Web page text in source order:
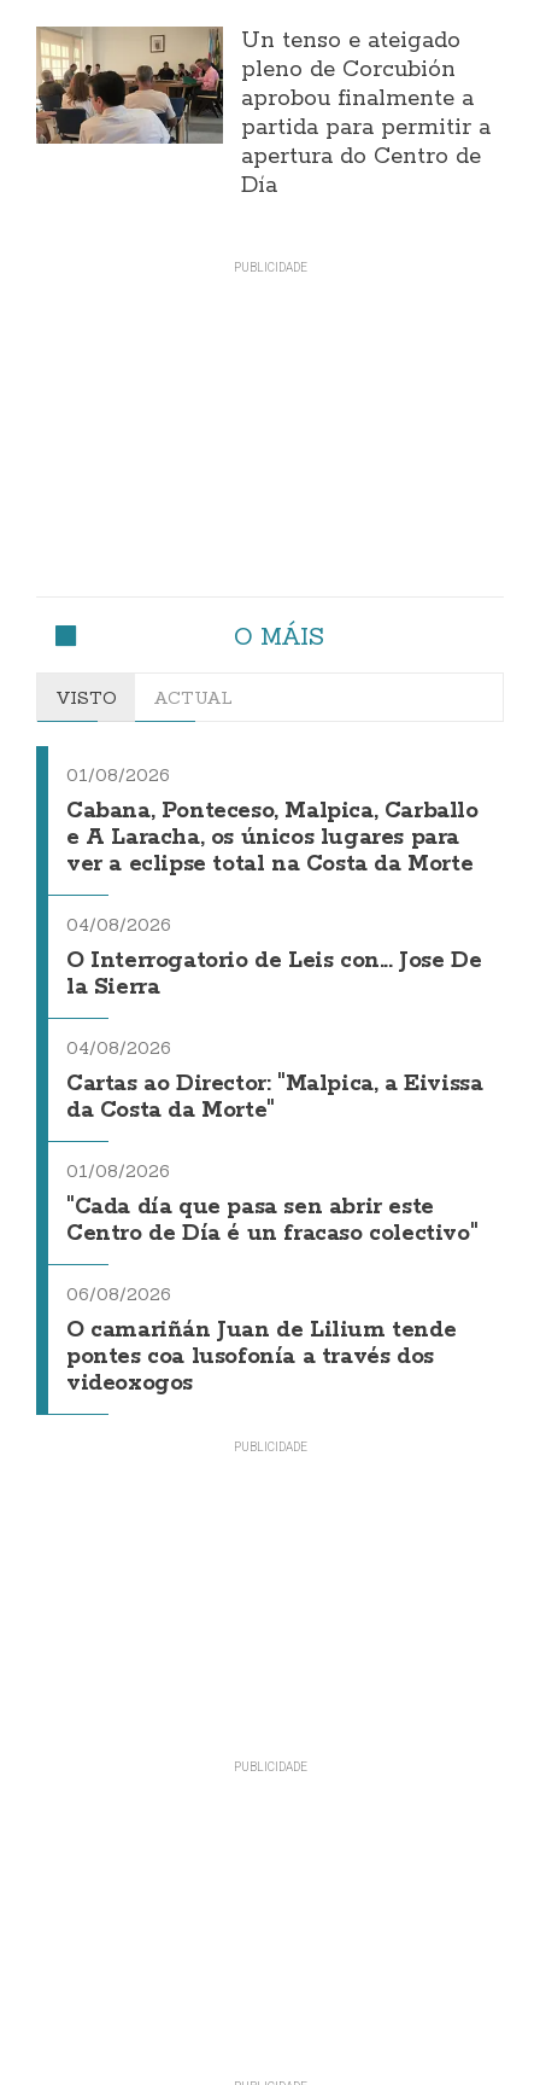
Un tenso e ateigado
pleno de Corcubión
aprobou finalmente a
partida para permitir a
apertura do Centro de
Día
O MÁIS
VISTO ACTUAL
01/08/2026
Cabana, Ponteceso, Malpica, Carballo
e A Laracha, os únicos lugares para
ver a eclipse total na Costa da Morte
04/08/2026
O Interrogatorio de Leis con... Jose De
la Sierra
04/08/2026
Cartas ao Director: "Malpica, a Eivissa
da Costa da Morte"
01/08/2026
"Cada día que pasa sen abrir este
Centro de Día é un fracaso colectivo"
06/08/2026
O camariñán Juan de Lilium tende
pontes coa lusofonía a través dos
videoxogos